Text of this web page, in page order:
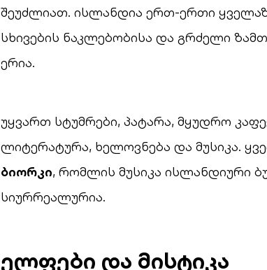
შეუძლიათ. ისლანდია ერთ-ერთი
სხივების ნაკლებობისა და გრძელი
ერია.
უყვართ სტუმრები, პატარა, მყუდრო
ლიტერატურა, ხელოვნება და მუსიკა.
ბიორკი, რომლის მუსიკა ისლანდიური
სიურრეალურია.
ელფები და მისტიკა